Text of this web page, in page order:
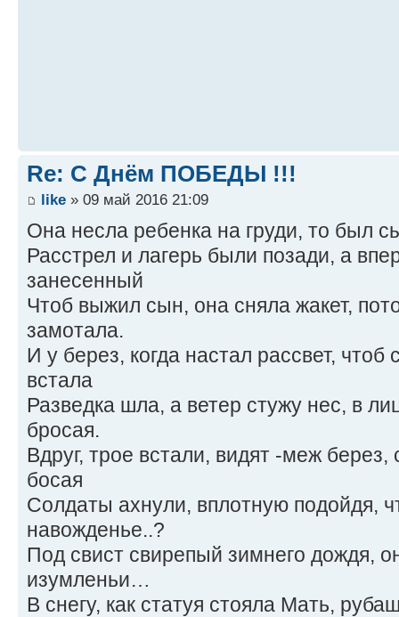
Re: С Днём ПОБЕДЫ !!!
like » 09 май 2016 21:09
Она несла ребенка на груди, то был
Расстрел и лагерь были позади, а
занесенный
Чтоб выжил сын, она сняла жакет,
замотала.
И у берез, когда настал рассвет,
встала
Разведка шла, а ветер стужу нес, в
бросая.
Вдруг, трое встали, видят -меж
босая
Солдаты ахнули, вплотную подойдя,
навожденье..?
Под свист свирепый зимнего дождя,
изумленьи…
В снегу, как статуя стояла Мать,